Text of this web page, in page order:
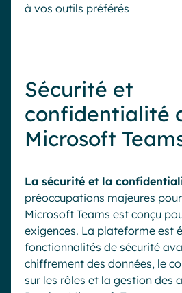
à vos outils préférés
Sécurité et
confidentialité
Microsoft
La sécurité et la
préoccupations majeures
Microsoft Teams est conçu
exigences. La plateforme est
fonctionnalités de sécurité
chiffrement des données, le
sur les rôles et la gestion des